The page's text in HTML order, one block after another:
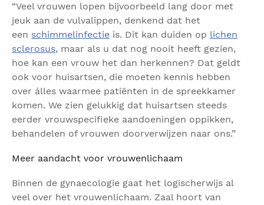
“Veel vrouwen lopen bijvoorbeeld lang door met
jeuk aan de vulvalippen, denkend dat het
een schimmelinfectie is. Dit kan duiden op lichen
sclerosus, maar als u dat nog nooit heeft gezien,
hoe kan een vrouw het dan herkennen? Dat geldt
ook voor huisartsen, die moeten kennis hebben
over álles waarmee patiënten in de spreekkamer
komen. We zien gelukkig dat huisartsen steeds
eerder vrouwspecifieke aandoeningen oppikken,
behandelen of vrouwen doorverwijzen naar ons.”
Meer aandacht voor vrouwenlichaam
Binnen de gynaecologie gaat het logischerwijs al
veel over het vrouwenlichaam. Zaal hoort van